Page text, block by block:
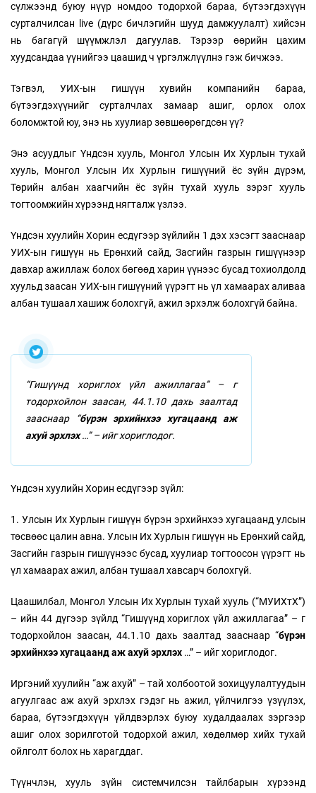
сүлжээнд буюу нүүр номдоо тодорхой бараа, бүтээгдэхүүн
сурталчилсан live (дүрс бичлэгийн шууд дамжуулалт) хийсэн
нь багагүй шүүмжлэл дагуулав. Тэрээр өөрийн цахим
хуудсандаа үүнийгээ цаашид ч үргэлжлүүлнэ гэж бичжээ.
Тэгвэл, УИХ-ын гишүүн хувийн компанийн бараа,
бүтээгдэхүүнийг сурталчлах замаар ашиг, орлох олох
боломжтой юу, энэ нь хуулиар зөвшөөрөгдсөн үү?
Энэ асуудлыг Үндсэн хууль, Монгол Улсын Их Хурлын тухай
хууль, Монгол Улсын Их Хурлын гишүүний ёс зүйн дүрэм,
Төрийн албан хаагчийн ёс зүйн тухай хууль зэрэг хууль
тогтоомжийн хүрээнд нягталж үзлээ.
Үндсэн хуулийн Хорин есдүгээр зүйлийн 1 дэх хэсэгт зааснаар
УИХ-ын гишүүн нь Ерөнхий сайд, Засгийн газрын гишүүнээр
давхар ажиллаж болох бөгөөд харин үүнээс бусад тохиолдолд
хуульд заасан УИХ-ын гишүүний үүрэгт нь үл хамаарах аливаа
албан тушаал хашиж болохгүй, ажил эрхэлж болохгүй байна.
“Гишүүнд хориглох үйл ажиллагаа” – г
тодорхойлон заасан, 44.1.10 дахь заалтад
зааснаар “бүрэн эрхийнхээ хугацаанд аж
ахуй эрхлэх…” – ийг хориглодог.
Үндсэн хуулийн Хорин есдүгээр зүйл:
1. Улсын Их Хурлын гишүүн бүрэн эрхийнхээ хугацаанд улсын
төсвөөс цалин авна. Улсын Их Хурлын гишүүн нь Ерөнхий сайд,
Засгийн газрын гишүүнээс бусад, хуулиар тогтоосон үүрэгт нь
үл хамаарах ажил, албан тушаал хавсарч болохгүй.
Цаашилбал, Монгол Улсын Их Хурлын тухай хууль (“МУИХтХ”)
– ийн 44 дүгээр зүйлд “Гишүүнд хориглох үйл ажиллагаа” – г
тодорхойлон заасан, 44.1.10 дахь заалтад зааснаар “бүрэн
эрхийнхээ хугацаанд аж ахуй эрхлэх …” – ийг хориглодог.
Иргэний хуулийн “аж ахуй” – тай холбоотой зохицуулалтуудын
агуулгаас аж ахуй эрхлэх гэдэг нь ажил, үйлчилгээ үзүүлэх,
бараа, бүтээгдэхүүн үйлдвэрлэх буюу худалдаалах зэргээр
ашиг олох зорилготой тодорхой ажил, хөдөлмөр хийх тухай
ойлголт болох нь харагддаг.
Түүнчлэн, хууль зүйн системчилсэн тайлбарын хүрээнд